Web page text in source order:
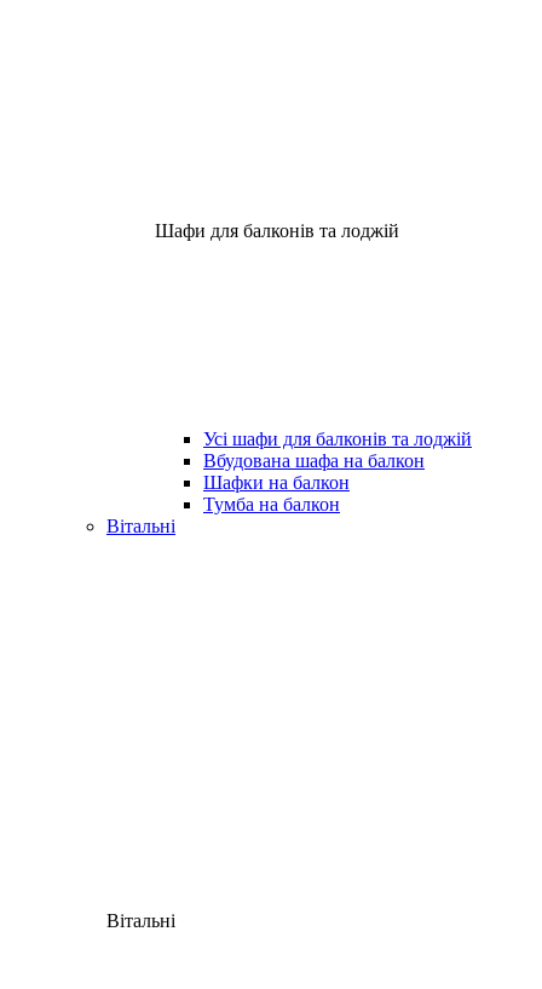
Шафи для балконів та лоджій
Усі шафи для балконів та лоджій
Вбудована шафа на балкон
Шафки на балкон
Тумба на балкон
Вітальні
Вітальні